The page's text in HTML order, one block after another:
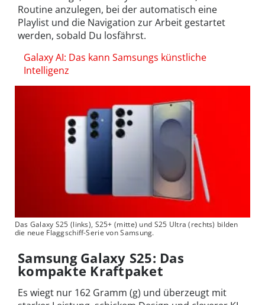
Routine anzulegen, bei der automatisch eine
Playlist und die Navigation zur Arbeit gestartet
werden, sobald Du losfährst.
Galaxy AI: Das kann Samsungs künstliche
Intelligenz
Das Galaxy S25 (links), S25+ (mitte) und S25 Ultra (rechts) bilden
die neue Flaggschiff-Serie von Samsung.
Samsung Galaxy S25: Das
kompakte Kraftpaket
Es wiegt nur 162 Gramm (g) und überzeugt mit